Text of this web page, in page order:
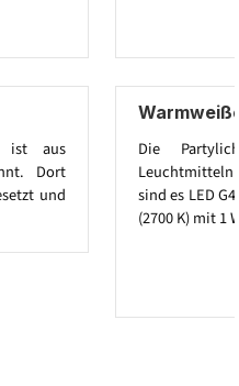
ist aus
Dort
und
Die
Leuchtmitteln
sind es LED
(2700 K) mit 1